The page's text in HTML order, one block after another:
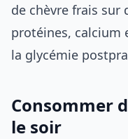
de chèvre frais
protéines, calcium
la glycémie
Consommer
le soir